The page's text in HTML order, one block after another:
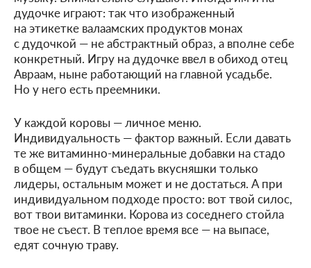
дудочке играют: так что изображенный
на этикетке валаамских продуктов монах
с дудочкой — не абстрактный образ, а вполне себе
конкретный. Игру на дудочке ввел в обиход отец
Авраам, ныне работающий на главной усадьбе.
Но у него есть преемники.
У каждой коровы — личное меню.
Индивидуальность — фактор важный. Если давать
те же витаминно-минеральные добавки на стадо
в общем — будут съедать вкусняшки только
лидеры, остальным может и не достаться. А при
индивидуальном подходе просто: вот твой силос,
вот твои витаминки. Корова из соседнего стойла
твое не съест. В теплое время все — на выпасе,
едят сочную траву.